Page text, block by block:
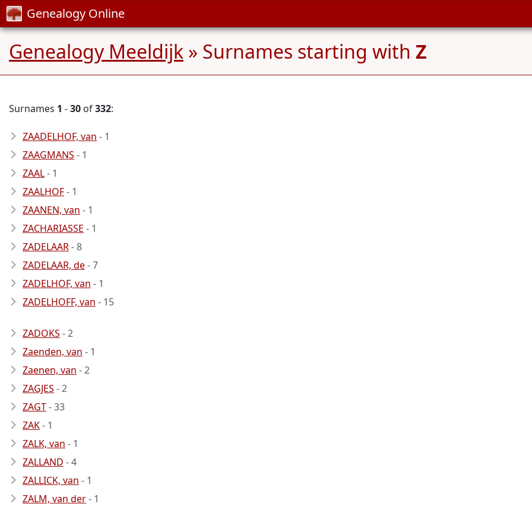
Genealogy Online
Genealogy Meeldijk » Surnames starting with Z
Surnames 1 -30 of332:
ZAADELHOF, van - 1
ZAAGMANS - 1
ZAAL- 1
ZAALHOF- 1
ZAANEN, van - 1
ZACHARIASSE - 1
ZADELAAR- 8
ZADELAAR, de- 7
ZADELHOF, van - 1
ZADELHOFF, van - 15
ZADOKS - 2
Zaenden, van - 1
Zaenen, van - 2
ZAGJES - 2
ZAGT- 33
ZAK- 1
ZALK, van - 1
ZALLAND - 4
ZALLICK, van - 1
ZALM, van der- 1